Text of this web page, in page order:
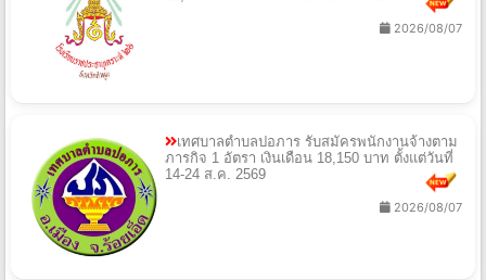
2026/08/07
เทศบาลตำบลปอภาร รับสมัครพนักงานจ้างตาม
ภารกิจ 1 อัตรา เงินเดือน 18,150 บาท ตั้งแต่วันที่
14-24 ส.ค. 2569
2026/08/07